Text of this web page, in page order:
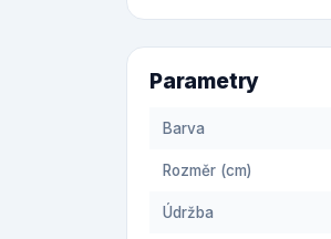
Parametry
Barva
Rozměr (cm)
Údržba